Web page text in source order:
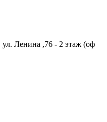
Ленина ,76 - 2 этаж (оф